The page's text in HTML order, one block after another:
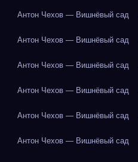
Антон Чехов — Вишнёвый сад
Антон Чехов — Вишнёвый сад
Антон Чехов — Вишнёвый сад
Антон Чехов — Вишнёвый сад
Антон Чехов — Вишнёвый сад
Антон Чехов — Вишнёвый сад